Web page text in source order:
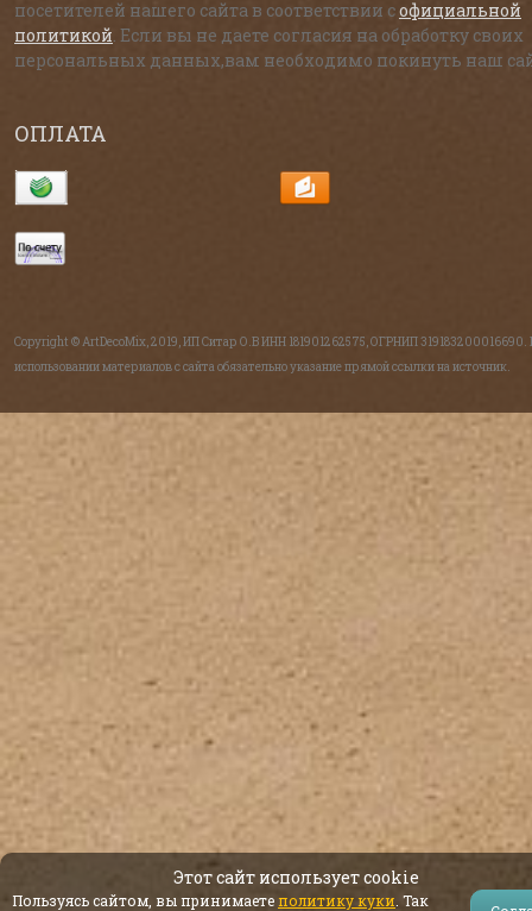
посетителей нашего сайта в соответствии софициальной
политикой . Если вы не даете согласия на обработку своих
персональных данных,вам необходимо покинуть наш
ОПЛАТА
Copyright © ArtDecoMix, 2019, ИП Ситар О.В ИНН 181901262575, ОГРНИП 319183200016690.
использовании материалов с сайта обязательно указание прямой ссылки на источник.
Этот сайт использует cookie
Пользуясь сайтом, вы принимаетеполитику куки . Так